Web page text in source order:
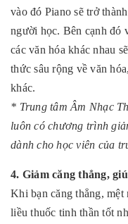
vào đó Piano sẽ trở
người học. Bên cạnh đó
các văn hóa khác nhau
thức sâu rộng về văn
khác.
* Trung tâm Âm Nhạc
luôn có chương trình
dành cho học viên của
4. Giảm căng thẳng,
Khi bạn căng thẳng,
liều thuốc tinh thần tốt